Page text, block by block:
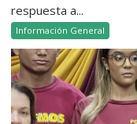
respuesta a...
Información General